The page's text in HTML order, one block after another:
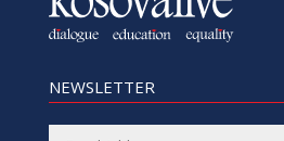
NEWSLETTER